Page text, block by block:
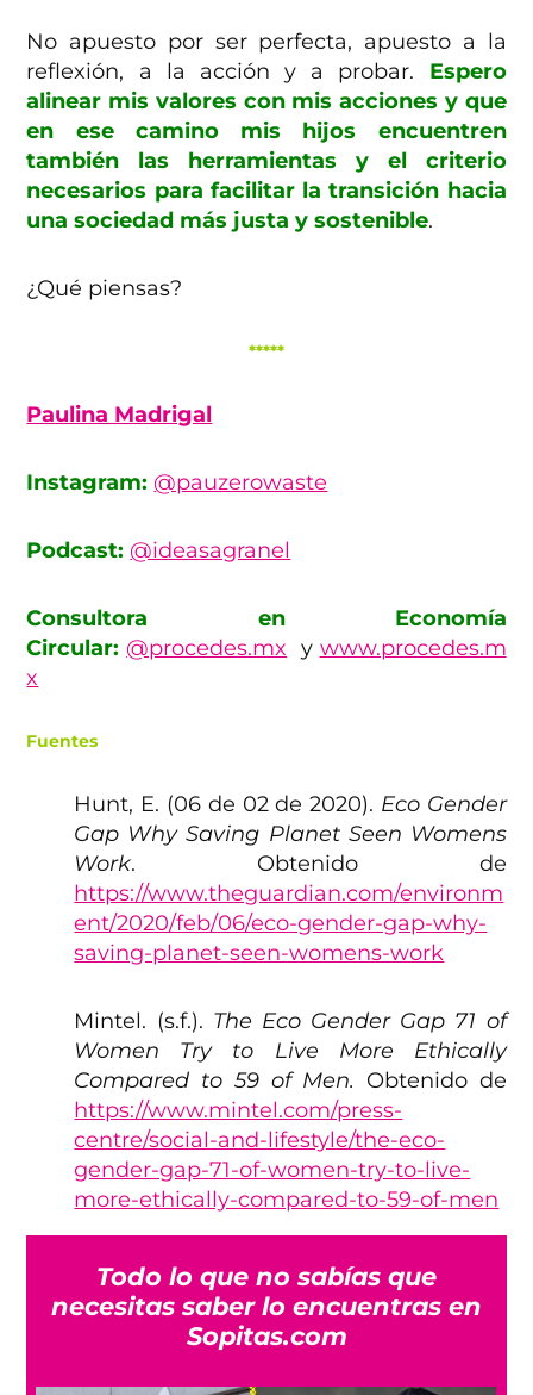
No apuesto por ser perfecta, apuesto a la
reflexión, a la acción y a probar. Espero
alinear mis valores con mis acciones y que
en ese camino mis hijos encuentren
también las herramientas y el criterio
necesarios para facilitar la transición hacia
una sociedad más justa y sostenible.
¿Qué piensas?
*****
Paulina Madrigal
Instagram: @pauzerowaste
Podcast: @ideasagranel
Consultora en Economía
Circular: @procedes.mx y www.procedes.m
x
Fuentes
Hunt, E. (06 de 02 de 2020). Eco Gender
Gap Why Saving Planet Seen Womens
Work. Obtenido de
https://www.theguardian.com/environm
ent/2020/feb/06/eco-gender-gap-why-
saving-planet-seen-womens-work
Mintel. (s.f.). The Eco Gender Gap 71 of
Women Try to Live More Ethically
Compared to 59 of Men. Obtenido de
https://www.mintel.com/press-
centre/social-and-lifestyle/the-eco-
gender-gap-71-of-women-try-to-live-
more-ethically-compared-to-59-of-men
Todo lo que no sabías que
necesitas saber lo encuentras en
Sopitas.com